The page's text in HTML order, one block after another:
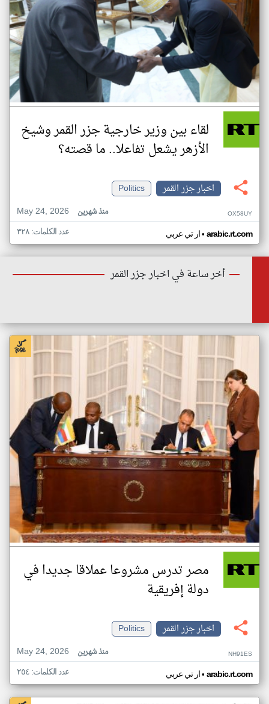
لقاء بين وزير خارجية جزر القمر وشيخ
الأزهر يشعل تفاعلا.. ما قصته؟
اخبار جزر القمر
Politics
May 24, 2026
منذ شهرين OX58UY
ار تي عربي• arabic.rt.com عدد الكلمات: ٣٢٨
أخر ساعة في اخبار جزر القمر
مصر تدرس مشروعا عملاقا جديدا في
دولة إفريقية
اخبار جزر القمر
Politics
May 24, 2026
منذ شهرين NH91ES
ار تي عربي• arabic.rt.com عدد الكلمات: ٢٥٤